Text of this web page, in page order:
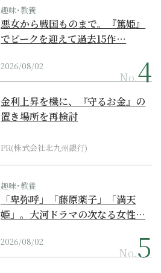
趣味･教養
悪女から戦国ものまで。『篤姫』
でピークを迎えて過去15作…
2026/08/02
No.
金利上昇を機に、『守るお金』の
置き場所を再検討
PR(株式会社北九州銀行)
趣味･教養
「卑弥呼」「藤原薬子」「満天
姫」。大河ドラマの次なる女性…
2026/08/02
No.